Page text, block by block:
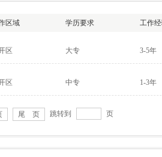
区域 学历要求 工作
区 大专 3-5年
区 中专 1-3年
尾 页 跳转到 页